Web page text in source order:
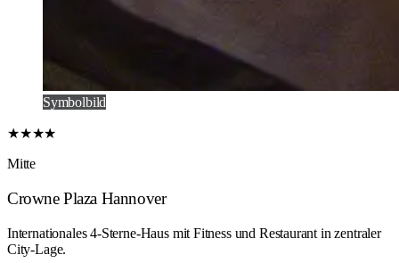
Symbolbild
★★★★
Mitte
Crowne Plaza Hannover
Internationales 4-Sterne-Haus mit Fitness und Restaurant in zentraler
City-Lage.